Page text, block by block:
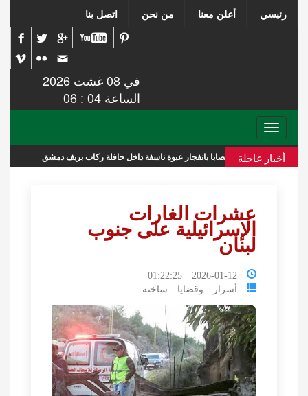
رئيسي أعلن معنا من نحن اتصل بنا
في 08 غشت 2026
الساعة 04 : 06
Toggle
navigation
أخبار عاجلة
عشرات الغارات
الإسرائيلية على جنوب
لبنان
2026-01-12 01:22:25
أسرار وقضايا ساخنة